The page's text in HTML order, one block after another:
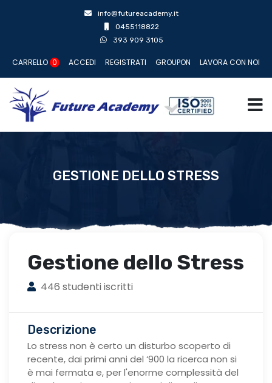
info@futureacademy.it
0455118822
393 909 3105
CARRELLO 0 ACCEDI REGISTRATI GROUPON LAVORA CON NOI
GESTIONE DELLO STRESS
Gestione dello Stress
446 studenti iscritti
Descrizione
Lo stress non è certo un disturbo scoperto di
recente, dai primi anni del ‘900 la ricerca non si
è mai fermata e, per l'enorme complessità del